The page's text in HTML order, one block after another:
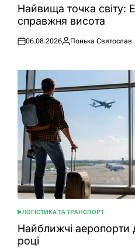
УНайвища точка світу:
справжня висота
Оприлюднено
06.08.2026
Опубліковано
Понька Святослав
ОПУБЛІКУВАТИ
У
ЛОГІСТИКА ТА ТРАНСПОРТ
Найближчі аеропорти
році